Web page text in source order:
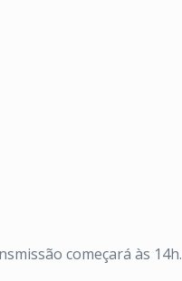
começará às 14h.